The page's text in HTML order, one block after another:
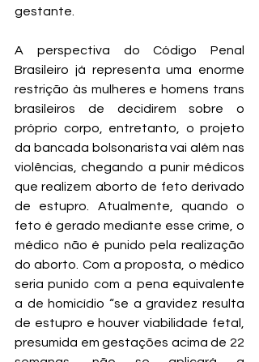
gestante.
A perspectiva do Código Penal
Brasileiro já representa uma enorme
restrição às mulheres e homens trans
brasileiros de decidirem sobre o
próprio corpo, entretanto, o projeto
da bancada bolsonarista vai além nas
violências, chegando a punir médicos
que realizem aborto de feto derivado
de estupro. Atualmente, quando o
feto é gerado mediante esse crime, o
médico não é punido pela realização
do aborto. Com a proposta, o médico
seria punido com a pena equivalente
a de homicídio “se a gravidez resulta
de estupro e houver viabilidade fetal,
presumida em gestações acima de 22